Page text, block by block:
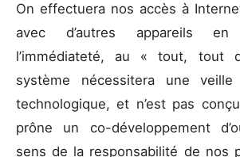
On effectuera nos accès à
avec d’autres appareils
l’immédiateté, au « tout, tout
système nécessitera une
technologique, et n’est pas
prône un co-développement
sens de la responsabilité de nos